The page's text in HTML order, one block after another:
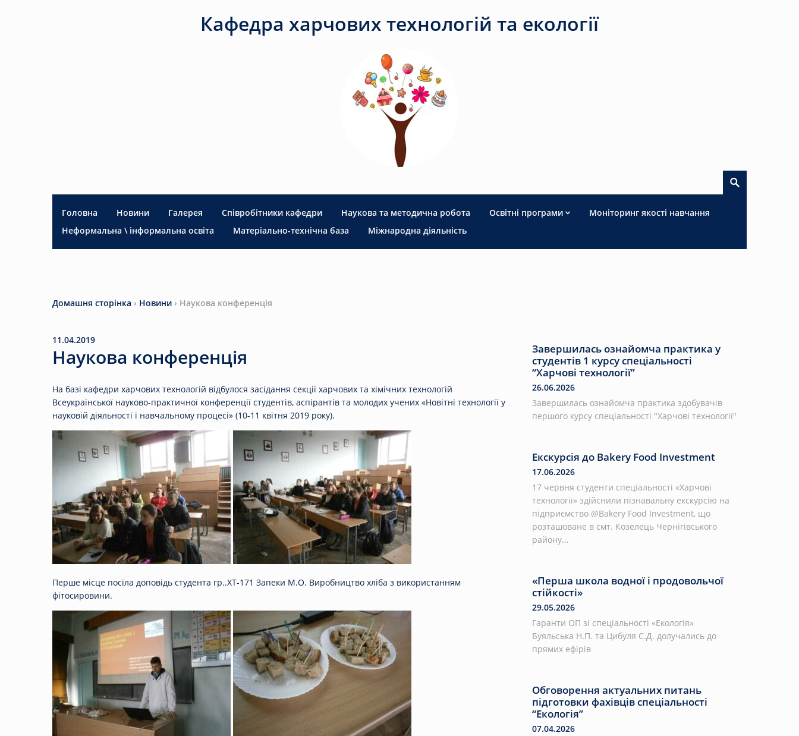
Кафедра харчових технологій та екології
Головна Новини Галерея Співробітники кафедри Наукова та методична робота Освітні програми
Моніторинг якості навчання
Неформальна \ інформальна освіта
Матеріально-технічна база Міжнародна діяльність
Домашня сторінка › Новини › Наукова конференція
11.04.2019
Наукова конференція
На базі кафедри харчових технологій відбулося засідання секції харчових та хімічних технологій
Всеукраїнської науково-практичної конференції студентів, аспірантів та молодих учених «Новітні технології у
науковій діяльності і навчальному процесі» (10-11 квітня 2019 року).
Перше місце посіла доповідь студента гр..ХТ-171 Запеки М.О. Виробництво хліба з використанням
фітосировини.
Завершилась ознайомча практика у
студентів 1 курсу спеціальності
“Харчові технології”
26.06.2026
Завершилась ознайомча практика здобувачів
першого курсу спеціальності "Харчові технології"
Екскурсія до Bakery Food Investment
17.06.2026
17 червня студенти спеціальності «Харчові
технології» здійснили пізнавальну екскурсію на
підприємство @Bakery Food Investment, що
розташоване в смт. Козелець Чернігівського
району...
«Перша школа водної і продовольчої
стійкості»
29.05.2026
Гаранти ОП зі спеціальності «Екологія»
Буяльська Н.П. та Цибуля С.Д. долучались до
прямих ефірів
Обговорення актуальних питань
підготовки фахівців спеціальності
“Екологія”
07.04.2026